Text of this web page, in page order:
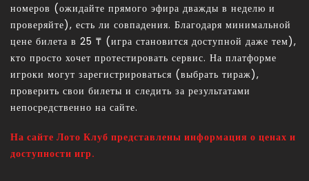
номеров (ожидайте прямого эфира дважды в неделю и
проверяйте), есть ли совпадения. Благодаря минимальной
цене билета в 25 ₸ (игра становится доступной даже тем),
кто просто хочет протестировать сервис. На платформе
игроки могут зарегистрироваться (выбрать тираж),
проверить свои билеты и следить за результатами
непосредственно на сайте.
На сайте Лото Клуб представлены информация о ценах и
доступности игр.